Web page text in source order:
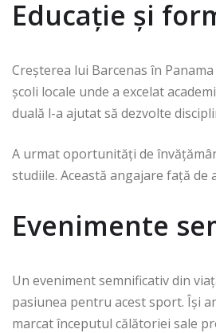
Educație și
Creșterea lui Barcenas în
școli locale unde a excelat
duală l-a ajutat să dezvolte
A urmat oportunități de
studiile. Această angajare față
Evenimente
Un eveniment semnificativ din
pasiunea pentru acest sport. Își
marcat începutul călătoriei sale